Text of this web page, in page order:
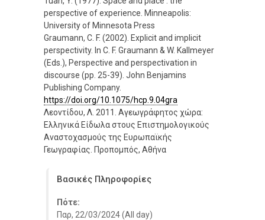
perspective of experience. Minneapolis:
University of Minnesota Press
Graumann, C. F. (2002). Explicit and implicit
perspectivity. In C. F. Graumann & W. Kallmeyer
(Eds.), Perspective and perspectivation in
discourse (pp. 25-39). John Benjamins
Publishing Company.
https://doi.org/10.1075/hcp.9.04gra
Λεοντίδου, Λ. 2011. Αγεωγράφητος χώρα:
Ελληνικά Είδωλα στους Επιστημολογικούς
Αναστοχασμούς της Ευρωπαϊκής
Γεωγραφίας. Προπομπός, Αθήνα
Βασικές Πληροφορίες
Πότε:
Παρ, 22/03/2024 (All day)